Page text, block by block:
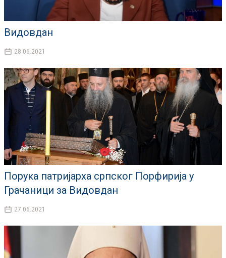
Видовдан
28.06.2021
Порука патријарха српског Порфирија у
Грачаници за Видовдан
27.06.2021